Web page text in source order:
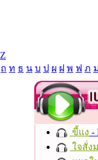
Z
ถ ท ธ น บ ป ผ ฝ พ ฟ ภ
ขี้แง -
ใจสั่ง